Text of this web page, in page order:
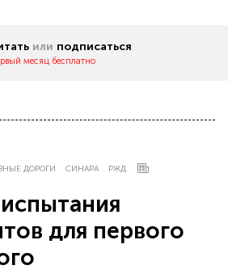
или подписаться
месяц бесплатно
ДОРОГИ СИНАРА РЖД
для первого